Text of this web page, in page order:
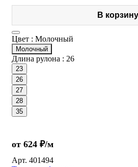
В корзину
Цвет : Молочный
Молочный
Длина рулона : 26
23
26
27
28
35
от 624 ₽/м
Арт. 401494